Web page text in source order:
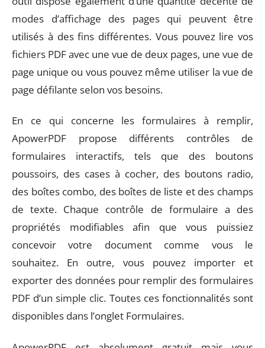
modes d’affichage des pages qui peuvent être
utilisés à des fins différentes. Vous pouvez lire vos
fichiers PDF avec une vue de deux pages, une vue de
page unique ou vous pouvez même utiliser la vue de
page défilante selon vos besoins.
En ce qui concerne les formulaires à remplir,
ApowerPDF propose différents contrôles de
formulaires interactifs, tels que des boutons
poussoirs, des cases à cocher, des boutons radio,
des boîtes combo, des boîtes de liste et des champs
de texte. Chaque contrôle de formulaire a des
propriétés modifiables afin que vous puissiez
concevoir votre document comme vous le
souhaitez. En outre, vous pouvez importer et
exporter des données pour remplir des formulaires
PDF d’un simple clic. Toutes ces fonctionnalités sont
disponibles dans l’onglet Formulaires.